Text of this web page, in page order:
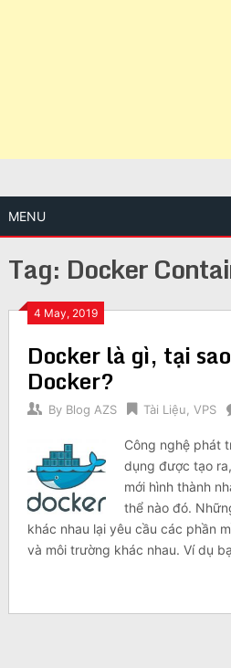
MENU
Tag: Docker
4 May, 2019
Docker là gì, tại
Docker?
By Blog AZS Tài Liệu VPS
Công nghệ phát
dụng được tạo
mới hình thành
thể nào đó.
khác nhau lại yêu cầu các phần
và môi trường khác nhau. Ví dụ